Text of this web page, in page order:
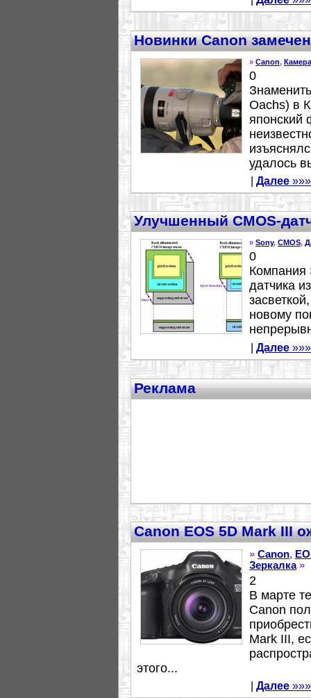
Новинки Canon
» Canon, Камера
0
Oachs) в
японский
удалось
Далее »»»
Улучшенный CMOS-
» Sony, CMOS,
0
Компания
датчика
новому
Далее »»»
Реклама
Canon EOS 5D Mark III
» Canon,
Зеркалка»
2
В марте
Canon
Mark III,
этого...
Далее »»»